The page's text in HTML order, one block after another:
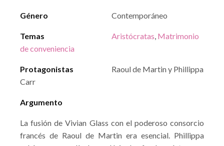
Género Contemporáneo
Temas Aristócratas, Matrimonio
de conveniencia
Protagonistas
Raoul de Martin y Phillippa
Carr
Argumento
La fusión de Vivian Glass con el poderoso consorcio
francés de Raoul de Martin era esencial. Phillippa